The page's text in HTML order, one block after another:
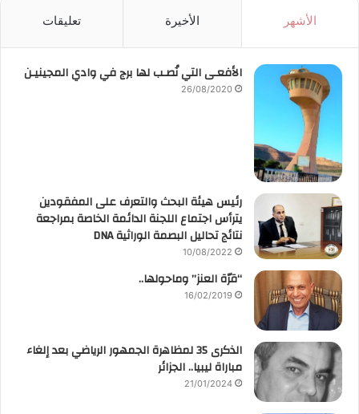
الأشهر الأخيرة تعليقات
الأفعـى التي نُصـب لها برج في وادي المجينيـن
26/08/2020
رئيس هيئة البحث والتعرف على المفقودين
يترأس اجتماع اللجنة الدائمة الخاصة بمراجعة
نتائج تحاليل البصمة الوراثية DNA
10/08/2022
“قرّة العنز” وماحولها..
16/02/2019
الذكرى 35 لمظاهرة الجمهور الرياضي بعد إلغاء
مباراة ليبيا.. الجزائر
21/01/2024